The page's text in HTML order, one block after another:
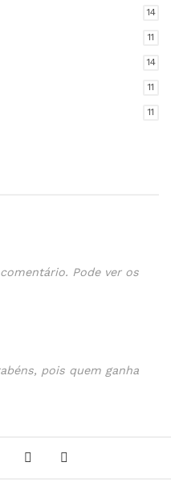
14
11
14
11
11
Pode ver os
pois quem ganha